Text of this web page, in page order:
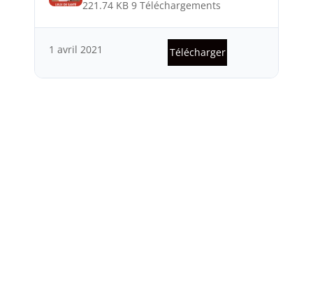
221.74 KB9 Téléchargements
1 avril 2021 Télécharger